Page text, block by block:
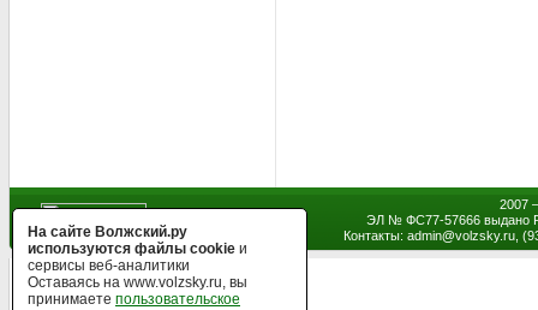
2007
ЭЛ № ФС77-57666 выдано
Контакты: admin@volzsky.ru,
На сайте Волжский.ру
используются файлы cookie и
сервисы веб-аналитики
Оставаясь на www.volzsky.ru, вы
принимаете пользовательское